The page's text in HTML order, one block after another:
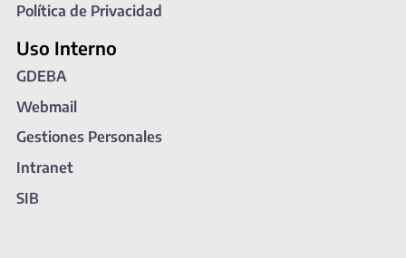
Política de Privacidad
Uso Interno
GDEBA
Webmail
Gestiones Personales
Intranet
SIB